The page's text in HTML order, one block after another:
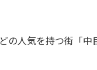
の人気を持つ街「中